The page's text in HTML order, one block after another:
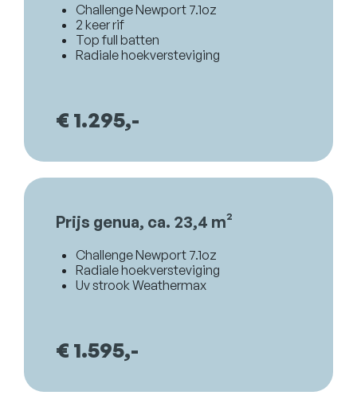
Challenge Newport 7.1oz
2 keer rif
Top full batten
Radiale hoekversteviging
€ 1.295,-
Prijs genua, ca. 23,4 m²
Challenge Newport 7.1oz
Radiale hoekversteviging
Uv strook Weathermax
€ 1.595,-